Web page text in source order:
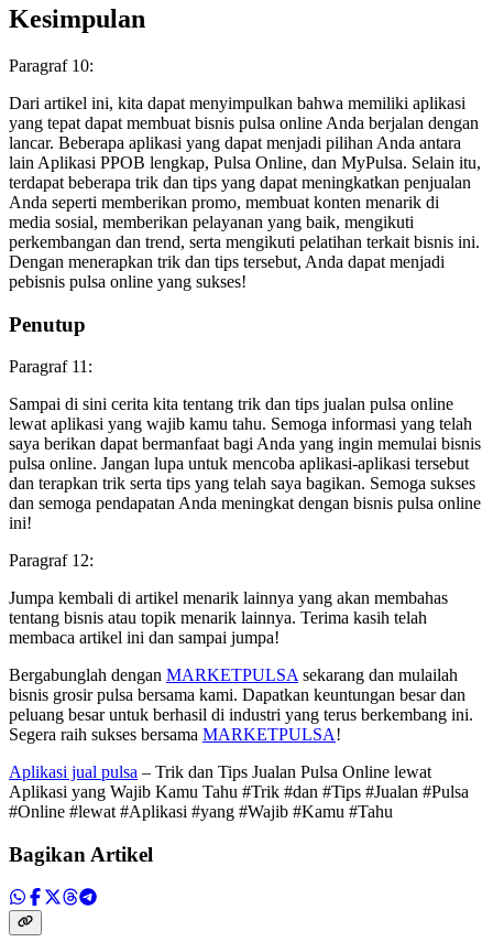
Kesimpulan
Paragraf 10:
Dari artikel ini, kita dapat menyimpulkan bahwa memiliki aplikasi
yang tepat dapat membuat bisnis pulsa online Anda berjalan dengan
lancar. Beberapa aplikasi yang dapat menjadi pilihan Anda antara
lain Aplikasi PPOB lengkap, Pulsa Online, dan MyPulsa. Selain itu,
terdapat beberapa trik dan tips yang dapat meningkatkan penjualan
Anda seperti memberikan promo, membuat konten menarik di
media sosial, memberikan pelayanan yang baik, mengikuti
perkembangan dan trend, serta mengikuti pelatihan terkait bisnis ini.
Dengan menerapkan trik dan tips tersebut, Anda dapat menjadi
pebisnis pulsa online yang sukses!
Penutup
Paragraf 11:
Sampai di sini cerita kita tentang trik dan tips jualan pulsa online
lewat aplikasi yang wajib kamu tahu. Semoga informasi yang telah
saya berikan dapat bermanfaat bagi Anda yang ingin memulai bisnis
pulsa online. Jangan lupa untuk mencoba aplikasi-aplikasi tersebut
dan terapkan trik serta tips yang telah saya bagikan. Semoga sukses
dan semoga pendapatan Anda meningkat dengan bisnis pulsa online
ini!
Paragraf 12:
Jumpa kembali di artikel menarik lainnya yang akan membahas
tentang bisnis atau topik menarik lainnya. Terima kasih telah
membaca artikel ini dan sampai jumpa!
Bergabunglah dengan MARKETPULSA sekarang dan mulailah
bisnis grosir pulsa bersama kami. Dapatkan keuntungan besar dan
peluang besar untuk berhasil di industri yang terus berkembang ini.
Segera raih sukses bersama MARKETPULSA!
Aplikasi jual pulsa – Trik dan Tips Jualan Pulsa Online lewat
Aplikasi yang Wajib Kamu Tahu #Trik #dan #Tips #Jualan #Pulsa
#Online #lewat #Aplikasi #yang #Wajib #Kamu #Tahu
Bagikan Artikel